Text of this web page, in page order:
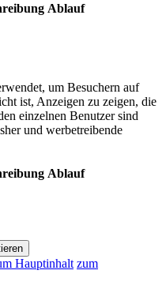
Ablauf
um Besuchern auf
ist, Anzeigen zu zeigen, die
einzelnen Benutzer sind
und werbetreibende
Ablauf
Hauptinhalt zum